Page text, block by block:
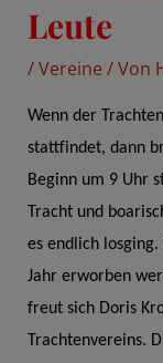
Leute
/Vereine / Von
Wenn der
stattfindet, dann
Beginn um 9 Uhr
Tracht und
es endlich losging.
Jahr erworben
freut sich Doris
Trachtenvereins.